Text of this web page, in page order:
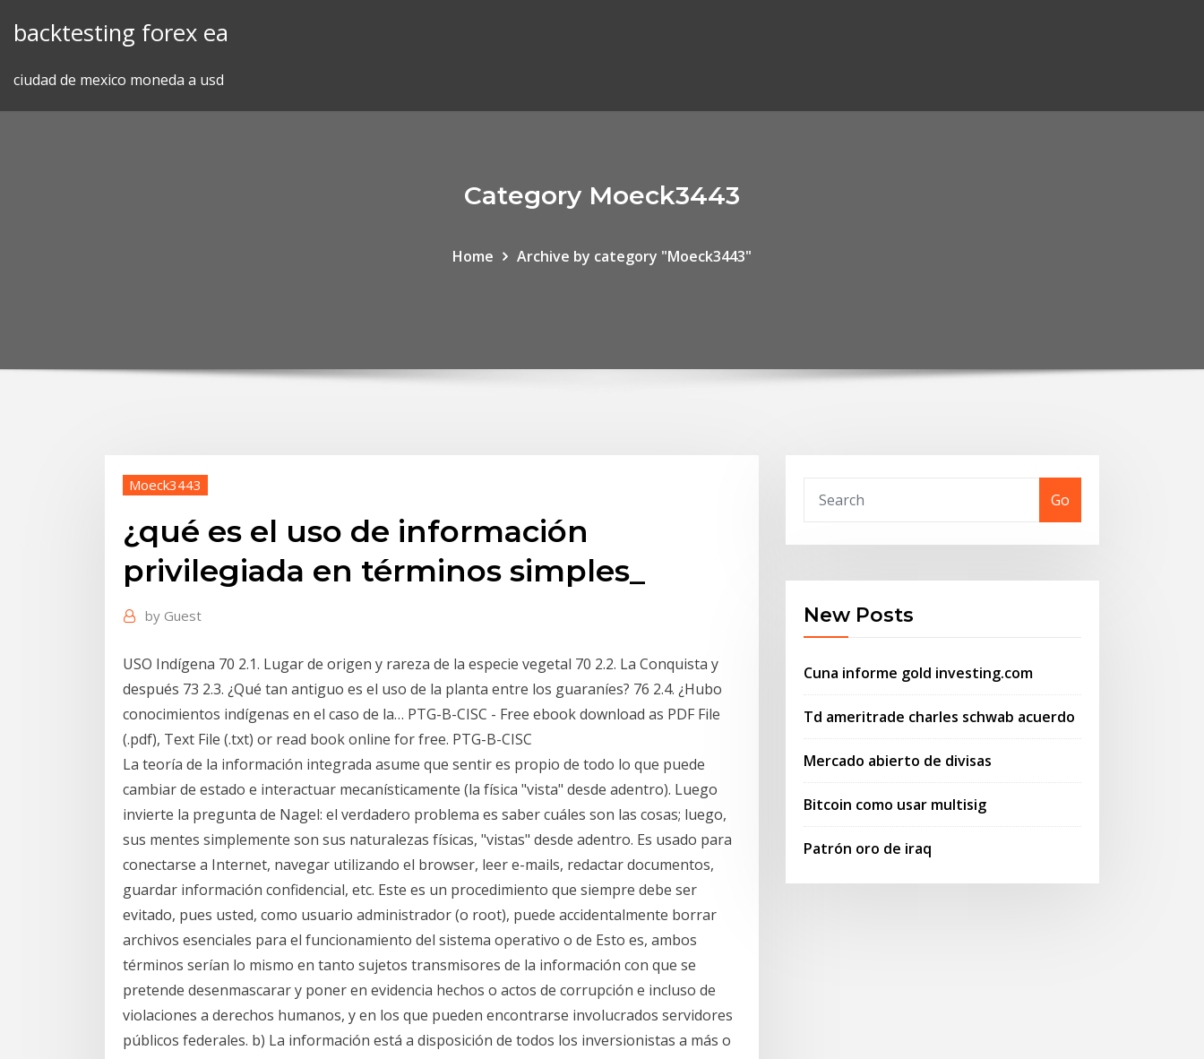
backtesting forex ea
ciudad de mexico moneda a usd
Category Moeck3443
Home Archive by category "Moeck3443"
Moeck3443
¿qué es el uso de información
privilegiada en términos simples_
by Guest
USO Indígena 70 2.1. Lugar de origen y rareza de la especie vegetal 70 2.2. La Conquista y
después 73 2.3. ¿Qué tan antiguo es el uso de la planta entre los guaraníes? 76 2.4. ¿Hubo
conocimientos indígenas en el caso de la… PTG-B-CISC - Free ebook download as PDF File
(.pdf), Text File (.txt) or read book online for free. PTG-B-CISC
La teoría de la información integrada asume que sentir es propio de todo lo que puede
cambiar de estado e interactuar mecanísticamente (la física "vista" desde adentro). Luego
invierte la pregunta de Nagel: el verdadero problema es saber cuáles son las cosas; luego,
sus mentes simplemente son sus naturalezas físicas, "vistas" desde adentro. Es usado para
conectarse a Internet, navegar utilizando el browser, leer e-mails, redactar documentos,
guardar información confidencial, etc. Este es un procedimiento que siempre debe ser
evitado, pues usted, como usuario administrador (o root), puede accidentalmente borrar
archivos esenciales para el funcionamiento del sistema operativo o de Esto es, ambos
términos serían lo mismo en tanto sujetos transmisores de la información con que se
pretende desenmascarar y poner en evidencia hechos o actos de corrupción e incluso de
violaciones a derechos humanos, y en los que pueden encontrarse involucrados servidores
públicos federales. b) La información está a disposición de todos los inversionistas a más o
Go
New Posts
Cuna informe gold investing.com
Td ameritrade charles schwab acuerdo
Mercado abierto de divisas
Bitcoin como usar multisig
Patrón oro de iraq